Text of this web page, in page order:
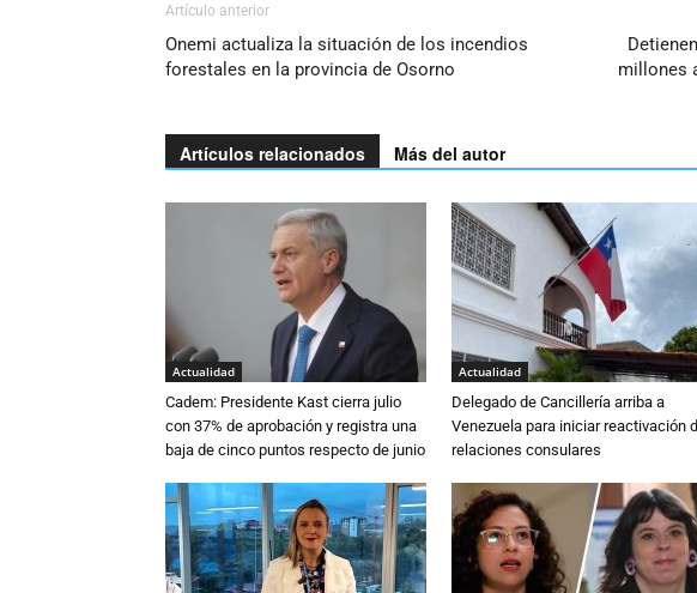
Artículo anterior
Onemi actualiza la situación de los incendios
forestales en la provincia de Osorno
millones
Artículos relacionados Más del autor
Actualidad
Cadem: Presidente Kast cierra julio
con 37% de aprobación y registra una
baja de cinco puntos respecto de junio
Actualidad
Delegado de Cancillería arriba a
Venezuela para iniciar reactivación
relaciones consulares